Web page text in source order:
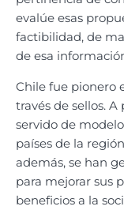
evalúe esas
factibilidad, de
de esa
Chile fue pionero
través de sellos.
servido de
países de la
además, se han
para mejorar sus
beneficios a la